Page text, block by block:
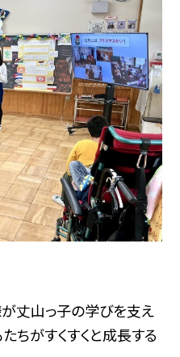
丈山っ子の学びを支え
ちがすくすくと成長する